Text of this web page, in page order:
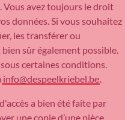
Vous avez toujours le droit
données. Si vous souhaitez
les transférer ou
sûr également possible.
certaines conditions.
info@despeelkriebel.be.
a bien été faite par
une copie d’une pièce